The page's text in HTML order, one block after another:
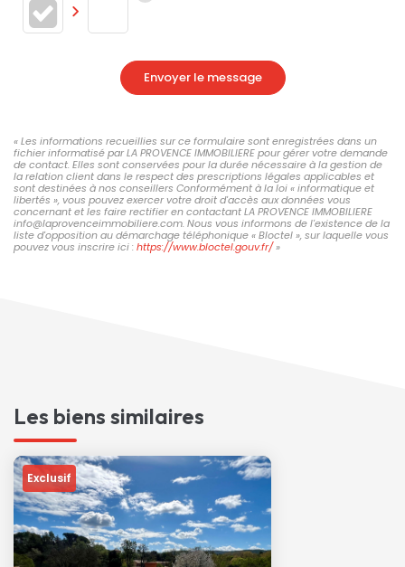
Envoyer le message
« Les informations recueillies sur ce formulaire sont enregistrées dans un
fichier informatisé par LA PROVENCE IMMOBILIERE pour gérer votre demande
de contact. Elles sont conservées pour la durée nécessaire à la gestion de
la relation client dans le respect des prescriptions légales applicables et
sont destinées à nos conseillers Conformément à la loi « informatique et
libertés », vous pouvez exercer votre droit d'accès aux données vous
concernant et les faire rectifier en contactant LA PROVENCE IMMOBILIERE
info@laprovenceimmobiliere.com. Nous vous informons de l'existence de la
liste d'opposition au démarchage téléphonique « Bloctel », sur laquelle vous
pouvez vous inscrire ici : https://www.bloctel.gouv.fr/»
Les biens similaires
Exclusif